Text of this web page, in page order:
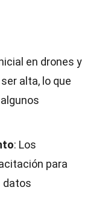
en drones y
alta, lo que
: Los
para
datos